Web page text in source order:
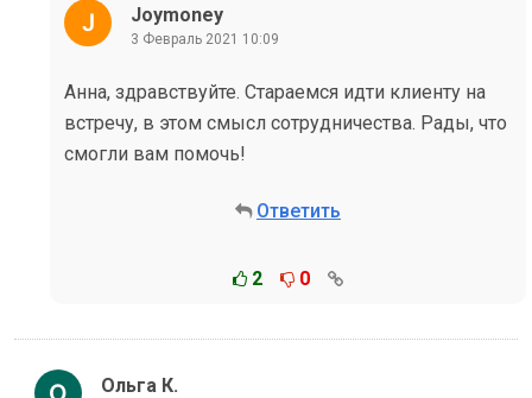
Joymoney
3 Февраль 2021 10:09
Анна, здравствуйте. Стараемся идти клиенту на
встречу, в этом смысл сотрудничества. Рады, что
смогли вам помочь!
Ответить
2 0
Ольга К.